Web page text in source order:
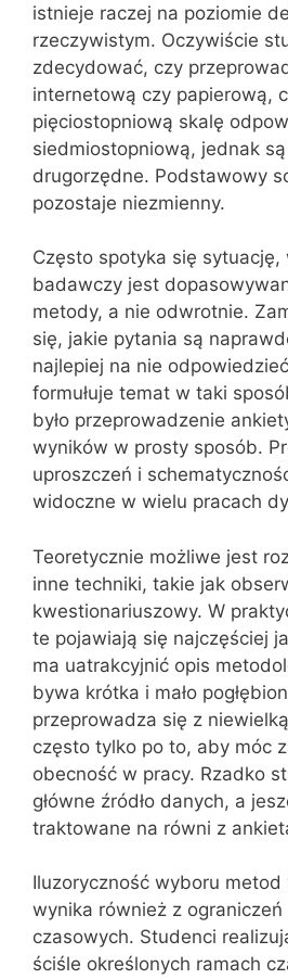
istnieje raczej na poziomie
rzeczywistym. Oczywiście
zdecydować, czy
internetową czy papierową,
pięciostopniową skalę
siedmiostopniową, jednak
drugorzędne. Podstawowy
pozostaje niezmienny.
Często spotyka się
badawczy jest
metody, a nie odwrotnie.
się, jakie pytania są
najlepiej na nie
formułuje temat w taki
było przeprowadzenie
wyników w prosty sposób.
uproszczeń i
widoczne w wielu pracach
Teoretycznie możliwe jest
inne techniki, takie jak
kwestionariuszowy. W
te pojawiają się najczęściej
ma uatrakcyjnić opis
bywa krótka i mało
przeprowadza się z
często tylko po to, aby móc
obecność w pracy. Rzadko
główne źródło danych, a
traktowane na równi z
Iluzoryczność wyboru
wynika również z
czasowych. Studenci
ściśle określonych ramach